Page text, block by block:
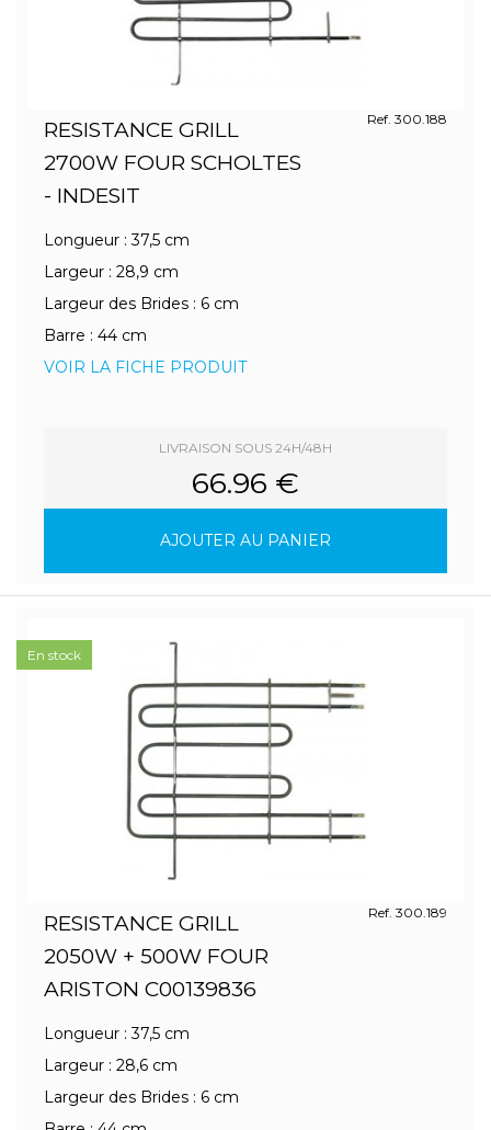
RESISTANCE GRILL
2700W FOUR SCHOLTES
- INDESIT
Ref. 300.188
Longueur : 37,5 cm
Largeur : 28,9 cm
Largeur des Brides : 6 cm
Barre : 44 cm
VOIR LA FICHE PRODUIT
LIVRAISON SOUS 24H/48H
66.96 €
AJOUTER AU PANIER
RESISTANCE GRILL
2050W + 500W FOUR
ARISTON C00139836
Ref. 300.189
Longueur : 37,5 cm
Largeur : 28,6 cm
Largeur des Brides : 6 cm
En stock